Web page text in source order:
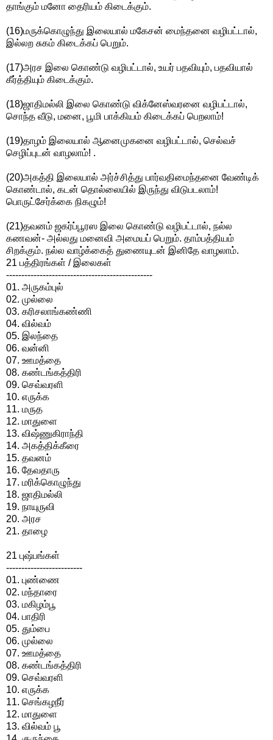
தாங்கும் மனோ தைரியம் கிடைக்கும்.
(16)மருக்கொழுந்து இலையால் மகேசன் மைந்தனை வழிபட்டால்,
இல்லற சுகம் கிடைக்கப் பெறும்.
(17)அரச இலை கொண்டு வழிபட்டால், உயர் பதவியும், பதவியால்
கீர்த்தியும் கிடைக்கும்.
(18)ஜாதிமல்லி இலை கொண்டு விக்னேஸ்வரனை வழிபட்டால்,
சொந்த வீடு, மனை, பூமி பாக்கியம் கிடைக்கப் பெறலாம்!
(19)தாழம் இலையால் ஆனைமுகனை வழிபட்டால், செல்வச்
செழிப்புடன் வாழலாம்! .
(20)அகத்தி இலையால் அர்ச்சித்து பார்வதிமைந்தனை வேண்டிக்
கொண்டால், கடன் தொல்லையில் இருந்து விடுபடலாம்!
பொருட்சேர்க்கை நிகழும்!
(21)தவனம் ஜகர்ப்பூரஸ இலை கொண்டு வழிபட்டால், நல்ல
கணவன்- அல்லது மனைவி அமையப் பெறும். தாம்பத்தியம்
சிறக்கும். நல்ல வாழ்க்கைத் துணையுடன் இனிதே வாழலாம்.
21 பத்திரங்கள் / இலைகள்
------------------------------------------------
01. அருகம்புல்
02. முல்லை
03. கரிசலாங்கண்ணி
04. வில்வம்
05. இலந்தை
06. வன்னி
07. ஊமத்தை
08. கண்டங்கத்திரி
09. செவ்வரளி
10. எருக்க
11. மருத
12. மாதுளை
13. விஷ்ணுகிராந்தி
14. அகத்திக்கீரை
15. தவனம்
16. தேவதாரு
17. மரிக்கொழுந்து
18. ஜாதிமல்லி
19. நாயுருவி
20. அரச
21. தாழை
21 புஷ்பங்கள்
-------------------------
01. புண்ணை
02. மந்தாரை
03. மகிழம்பூ
04. பாதிரி
05. தும்பை
06. முல்லை
07. ஊமத்தை
08. கண்டங்கத்திரி
09. செவ்வரளி
10. எருக்க
11. செங்கழநீர்
12. மாதுளை
13. வில்வம் பூ